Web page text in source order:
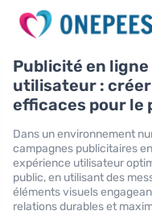
Publicité en ligne
utilisateur :
efficaces pour le
Dans un environnement
campagnes publicitaires
expérience utilisateur
public, en utilisant des
éléments visuels
relations durables et